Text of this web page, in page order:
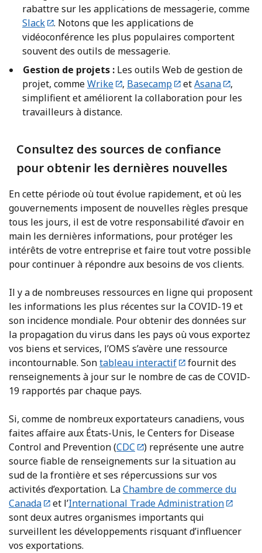
rabattre sur les applications de messagerie, comme
Slack
. Notons que les applications de
vidéoconférence les plus populaires comportent
souvent des outils de messagerie.
Gestion de projets :Les outils Web de gestion de
projet, commeWrike , Basecamp etAsana
,
simplifient et améliorent la collaboration pour les
travailleurs à distance.
Consultez des sources de confiance
pour obtenir les dernières nouvelles
En cette période où tout évolue rapidement, et où les
gouvernements imposent de nouvelles règles presque
tous les jours, il est de votre responsabilité d’avoir en
main les dernières informations, pour protéger les
intérêts de votre entreprise et faire tout votre possible
pour continuer à répondre aux besoins de vos clients.
Il y a de nombreuses ressources en ligne qui proposent
les informations les plus récentes sur la COVID-19 et
son incidence mondiale. Pour obtenir des données sur
la propagation du virus dans les pays où vous exportez
vos biens et services, l’OMS s’avère une ressource
incontournable. Sontableau interactif
fournit des
renseignements à jour sur le nombre de cas de COVID-
19 rapportés par chaque pays.
Si, comme de nombreux exportateurs canadiens, vous
faites affaire aux États-Unis, le Centers for Disease
Control and Prevention (CDC
) représente une autre
source fiable de renseignements sur la situation au
sud de la frontière et ses répercussions sur vos
activités d’exportation. LaChambre de commerce du
Canada
et l’International Trade Administration
sont deux autres organismes importants qui
surveillent les développements risquant d’influencer
vos exportations.